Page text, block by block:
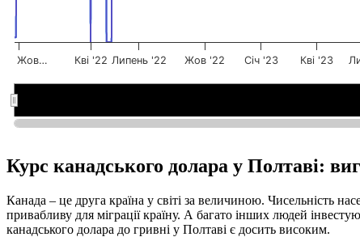
Жов… Кві '22 Липень '22 Жов '22 Січ '23 Кві '23
Курс канадського долара у Полтаві:
Канада – це друга країна у світі за величиною. Чисельність
привабливу для міграції країну. А багато інших людей
канадського долара до гривні у Полтаві є досить високим.